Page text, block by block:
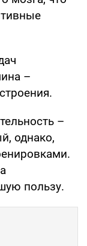
–
–
однако,
пользу.